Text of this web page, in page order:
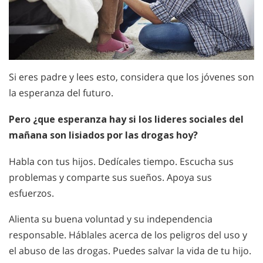
Si eres padre y lees esto, considera que los jóvenes son
la esperanza del futuro.
Pero ¿que esperanza hay si los lideres sociales del
mañana son lisiados por las drogas hoy?
Habla con tus hijos. Dedícales tiempo. Escucha sus
problemas y comparte sus sueños. Apoya sus
esfuerzos.
Alienta su buena voluntad y su independencia
responsable. Háblales acerca de los peligros del uso y
el abuso de las drogas. Puedes salvar la vida de tu hijo.